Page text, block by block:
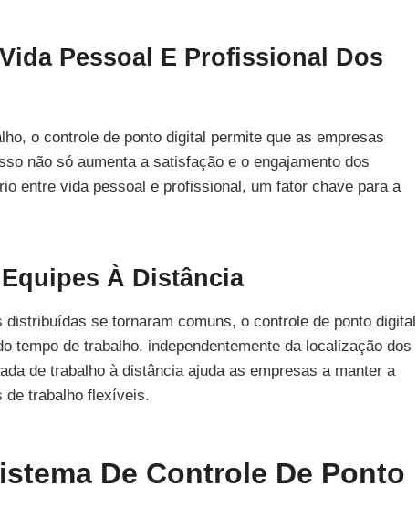
Pessoal E Profissional Dos
o controle de ponto digital permite que as empresas
não só aumenta a satisfação e o engajamento dos
entre vida pessoal e profissional, um fator chave para a
À Distância
se tornaram comuns, o controle de ponto digital
tempo de trabalho, independentemente da localização dos
de trabalho à distância ajuda as empresas a manter a
de trabalho flexíveis.
De Controle De Ponto